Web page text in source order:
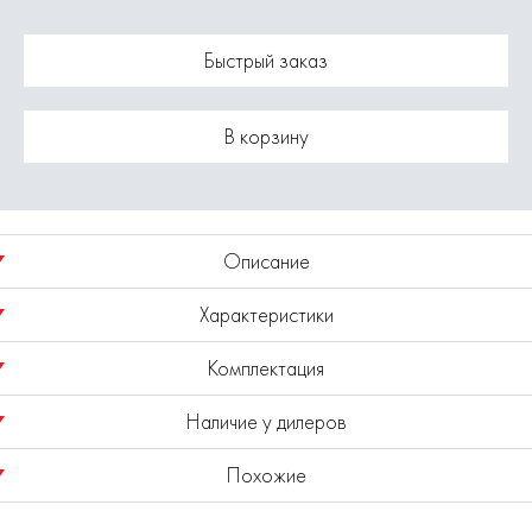
Быстрый заказ
В корзину
Описание
Шнек для грунта Ф80мм, L800 мм, однозаходный.
Характеристики
Модель 0809.027000
Комплектация
2. Палец стопорный - 1 шт.
Наличие у дилеров
Показано наличие в регионе
Похожие